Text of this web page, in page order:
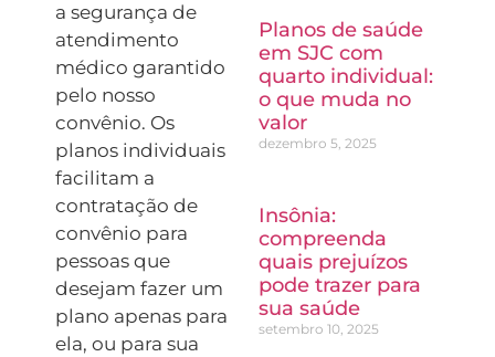
a segurança de
atendimento
médico garantido
pelo nosso
convênio. Os
planos individuais
facilitam a
contratação de
convênio para
pessoas que
desejam fazer um
plano apenas para
ela, ou para sua
Planos de saúde
em SJC com
quarto individual:
o que muda no
valor
dezembro 5, 2025
Insônia:
compreenda
quais prejuízos
pode trazer para
sua saúde
setembro 10, 2025